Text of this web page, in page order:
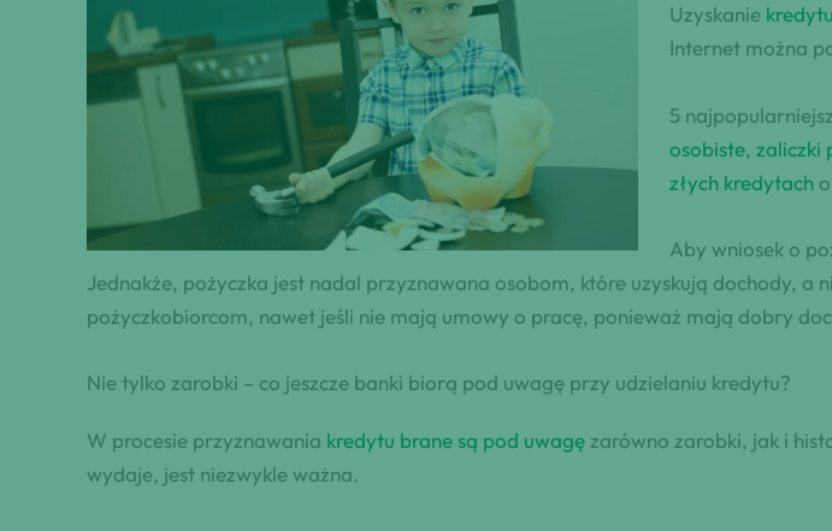
Uzyskanie
Internet można
5
osobiste, zaliczki
złych kredytach
Aby wniosek o
Jednakże, pożyczka jest nadal przyznawana osobom, które uzyskują dochody,
pożyczkobiorcom, nawet jeśli nie mają umowy o pracę, ponieważ mają dobry
Nie tylko zarobki – co jeszcze banki biorą pod uwagę przy udzielaniu kredytu?
W procesie przyznawania kredytu brane są pod uwagę zarówno zarobki, jak i
wydaje, jest niezwykle ważna.